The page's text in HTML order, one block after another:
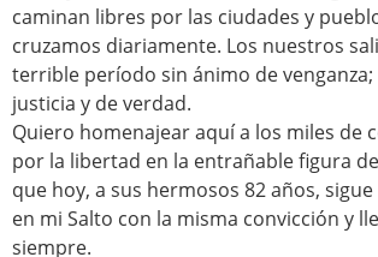
caminan libres por las ciudades y
cruzamos diariamente. Los nuestros
terrible período sin ánimo de
justicia y de verdad.
Quiero homenajear aquí a los miles de
por la libertad en la entrañable figura
que hoy, a sus hermosos 82 años,
en mi Salto con la misma convicción y
siempre.